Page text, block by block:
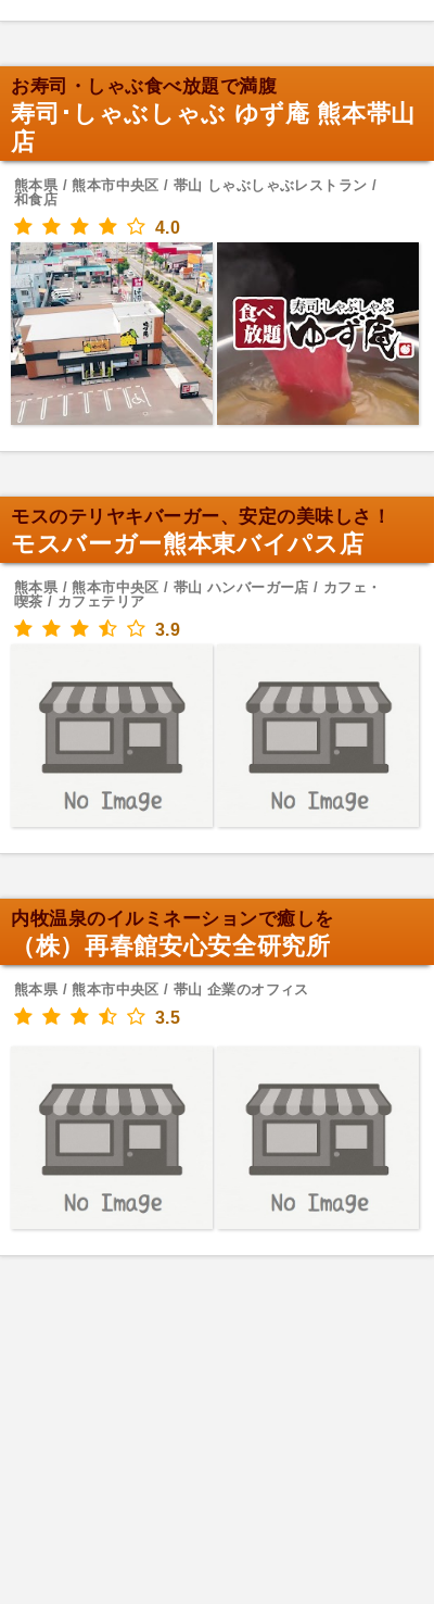
お寿司・しゃぶ食べ放題で満腹
寿司･しゃぶしゃぶ ゆず庵 熊本帯山
店
熊本県 / 熊本市中央区 / 帯山 しゃぶしゃぶレストラン /
和食店
4.0
モスのテリヤキバーガー、安定の美味しさ！
モスバーガー熊本東バイパス店
熊本県 / 熊本市中央区 / 帯山 ハンバーガー店 / カフェ・
喫茶 / カフェテリア
3.9
内牧温泉のイルミネーションで癒しを
（株）再春館安心安全研究所
熊本県 / 熊本市中央区 / 帯山 企業のオフィス
3.5